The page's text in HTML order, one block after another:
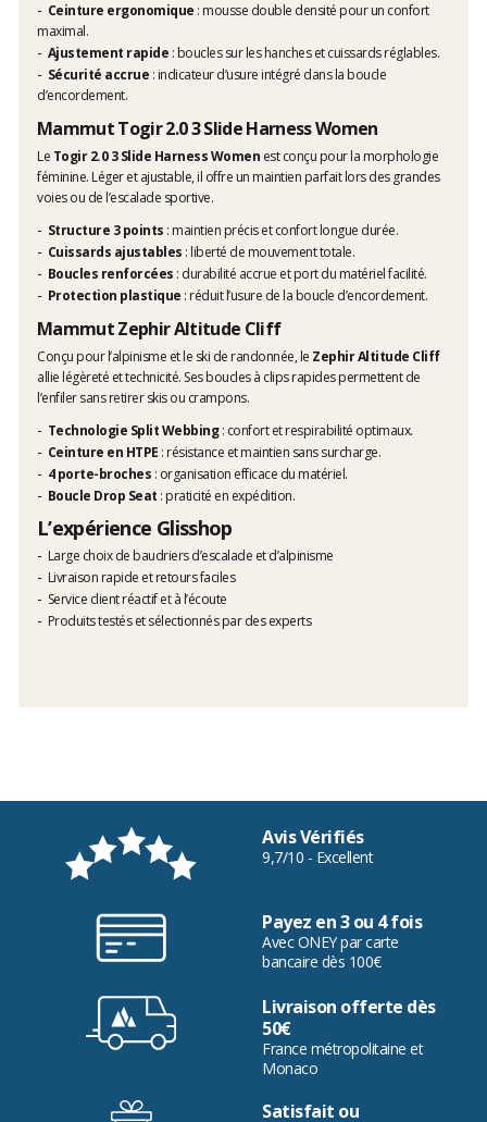
Ceinture ergonomique : mousse double densité pour un confort
maximal.
Ajustement rapide : boucles sur les hanches et cuissards réglables.
Sécurité accrue : indicateur d’usure intégré dans la boucle
d’encordement.
Mammut Togir 2.0 3 Slide Harness Women
Le Togir 2.0 3 Slide Harness Women est conçu pour la morphologie
féminine. Léger et ajustable, il offre un maintien parfait lors des grandes
voies ou de l’escalade sportive.
Structure 3 points : maintien précis et confort longue durée.
Cuissards ajustables : liberté de mouvement totale.
Boucles renforcées : durabilité accrue et port du matériel facilité.
Protection plastique : réduit l’usure de la boucle d’encordement.
Mammut Zephir Altitude Cliff
Conçu pour l’alpinisme et le ski de randonnée, le Zephir Altitude Cliff
allie légèreté et technicité. Ses boucles à clips rapides permettent de
l’enfiler sans retirer skis ou crampons.
Technologie Split Webbing: confort et respirabilité optimaux.
Ceinture en HTPE : résistance et maintien sans surcharge.
4 porte-broches : organisation efficace du matériel.
Boucle Drop Seat : praticité en expédition.
L’expérience Glisshop
Large choix de baudriers d’escalade et d’alpinisme
Livraison rapide et retours faciles
Service client réactif et à l’écoute
Produits testés et sélectionnés par des experts
Avis Vérifiés
9,7/10 - Excellent
Payez en 3 ou 4 fois
Avec ONEY par carte
bancaire dès 100€
Livraison offerte dès
50€
France métropolitaine et
Monaco
Satisfait ou